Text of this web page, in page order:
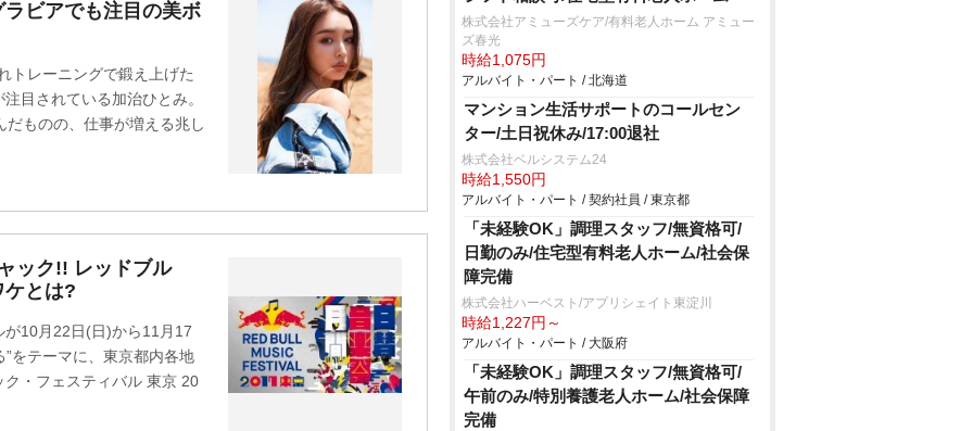
ビアでも注目の美ボ
トレーニングで鍛え上げた
目されている加治ひとみ。
ものの、仕事が増える兆し
ック!! レッドブル
ケとは?
10月22日(日)から11月17
をテーマに、東京都内各地
・フェスティバル 東京 20
株式会社アミューズケア/有料老人ホーム アミュー
ズ春光
時給1,075円
アルバイト・パート / 北海道
マンション生活サポートのコールセン
ター/土日祝休み/17:00退社
株式会社ベルシステム24
時給1,550円
アルバイト・パート / 契約社員 / 東京都
「未経験OK」調理スタッフ/無資格可/
日勤のみ/住宅型有料老人ホーム/社会保
障完備
株式会社ハーベスト/アプリシェイト東淀川
時給1,227円～
アルバイト・パート / 大阪府
「未経験OK」調理スタッフ/無資格可/
午前のみ/特別養護老人ホーム/社会保障
完備